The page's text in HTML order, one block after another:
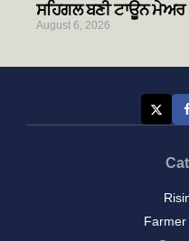
ਸਹਿਗਲ ਬਣੀ ਟਾਊਨ ਮੇਅਰ
August 6, 2026
Farmer